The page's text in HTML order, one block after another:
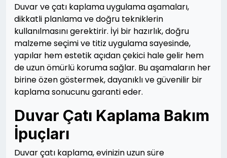
Duvar ve çatı kaplama uygulama aşamaları,
dikkatli planlama ve doğru tekniklerin
kullanılmasını gerektirir. İyi bir hazırlık, doğru
malzeme seçimi ve titiz uygulama sayesinde,
yapılar hem estetik açıdan çekici hale gelir hem
de uzun ömürlü koruma sağlar. Bu aşamaların her
birine özen göstermek, dayanıklı ve güvenilir bir
kaplama sonucunu garanti eder.
Duvar Çatı Kaplama Bakım
İpuçları
Duvar çatı kaplama, evinizin uzun süre